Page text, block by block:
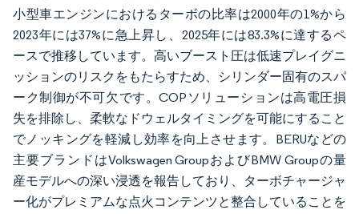
小型車エンジンにおけるターボの比率は2000年の1%から
2023年には37%に急上昇し、2025年には83.3%に達するペ
ースで推移しています。高いブースト圧は低速プレイグニ
ッションのリスクをもたらすため、シリンダー固有のスパ
ーク制御が不可欠です。COPソリューションは高電圧損
失を排除し、柔軟なドウェルタイミングを可能にすること
でノッキングを軽減し効率を向上させます。BERUなどの
主要ブランドはVolkswagen GroupおよびBMW Groupの量
産モデルへの深い浸透を報告しており、ターボチャージャ
ー化がプレミアムな点火コンテンツと整合していることを